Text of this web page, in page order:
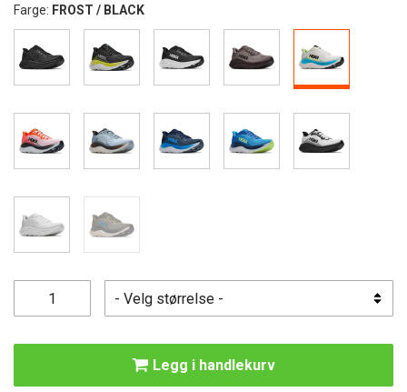
Farge: FROST / BLACK
Legg i handlekurv